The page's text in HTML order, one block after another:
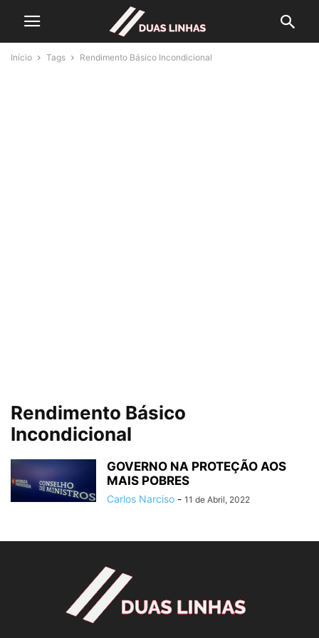
Início Tags Rendimento Básico Incondicional
Rendimento Básico
Incondicional
GOVERNO NA PROTEÇÃO AOS
MAIS POBRES
Carlos Narciso - 11 de Abril, 2022